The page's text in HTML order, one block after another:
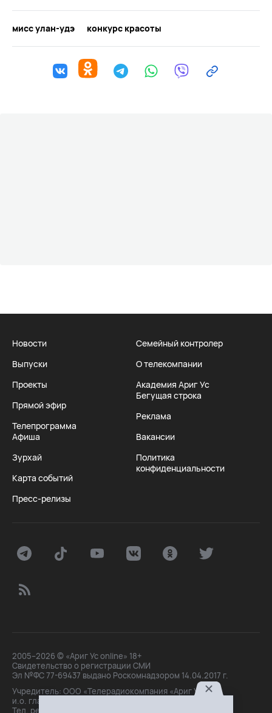
мисс улан-удэ конкурс красоты
Новости
Выпуски
Проекты
Прямой эфир
Телепрограмма
Афиша
Зурхай
Карта событий
Пресс-релизы
Семейный контролер
О телекомпании
Академия Ариг Ус
Бегущая строка
Реклама
Вакансии
Политика
конфиденциальности
2005–2026 © «Ариг Ус online» 18+
Свидетельство о регистрации СМИ
Эл №ФС 77-69437 выдано Роскомнадзором 14.04.2017 г.
Учредитель: ООО «Телерадиокомпания «Ариг Ус»,
и.о. главного редактора: Маханова О.Б.
Тел. peдakции: +7(3012)21-30-14,